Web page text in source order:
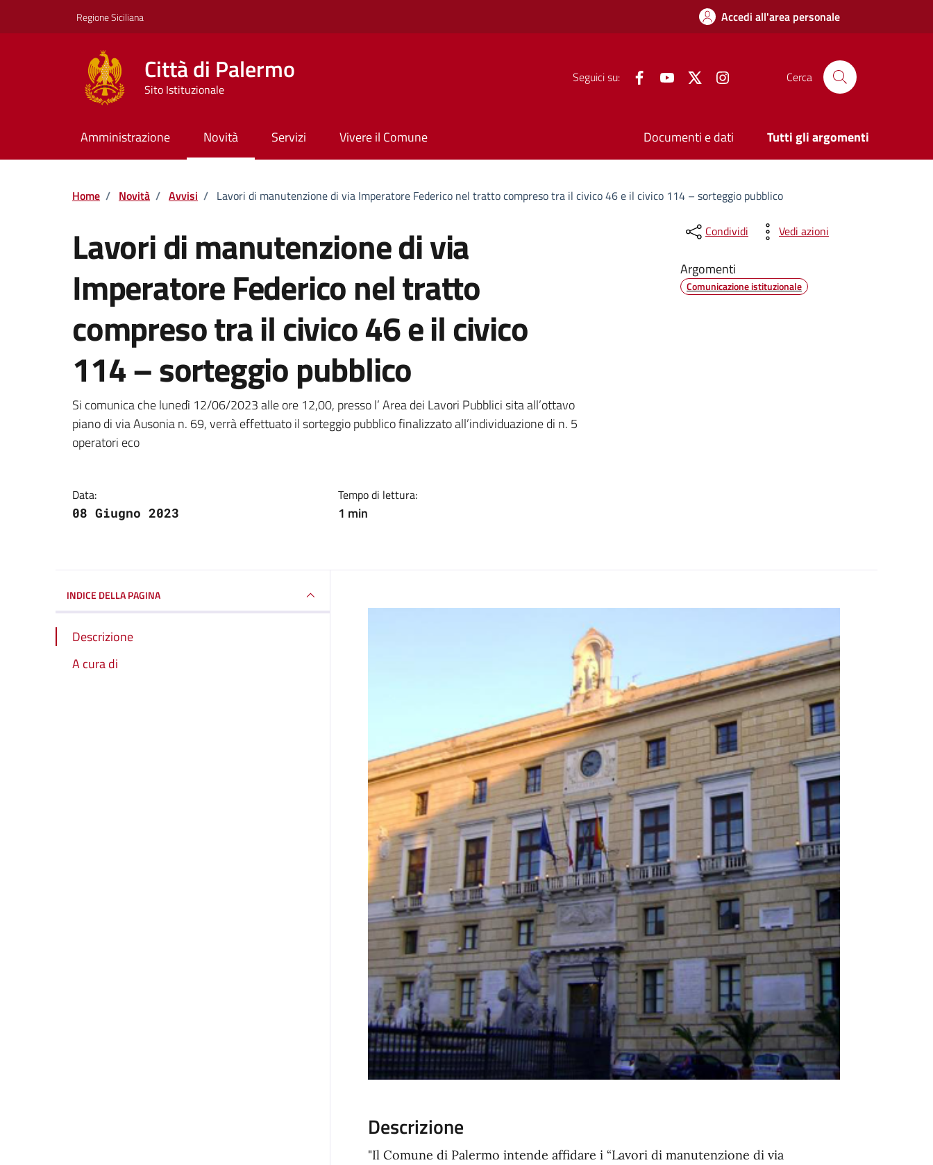
Regione Siciliana Accedi all'area personale
Città di Palermo
Sito Istituzionale
Seguici su: FacebookYouTube Twitter Cerca
Amministrazione Novità Servizi Vivere il Comune Documenti e dati Tutti gli argomenti
Home / Novità / Avvisi / Lavori di manutenzione di via Imperatore Federico nel tratto compreso tra il civico 46 e il civico 114 – sorteggio pubblico
Lavori di manutenzione di via
Imperatore Federico nel tratto
compreso tra il civico 46 e il civico
114 – sorteggio pubblico
Dettagli della notizia
Si comunica che lunedì 12/06/2023 alle ore 12,00, presso l’ Area dei Lavori Pubblici sita all’ottavo
piano di via Ausonia n. 69, verrà effettuato il sorteggio pubblico finalizzato all’individuazione di n. 5
operatori eco
Data:
08 Giugno 2023
Tempo di lettura:
1 min
Condividi Vedi azioni
Argomenti
Comunicazione istituzionale
INDICE DELLA PAGINA
Descrizione
A cura di
Descrizione
"Il Comune di Palermo intende affidare i “Lavori di manutenzione di via